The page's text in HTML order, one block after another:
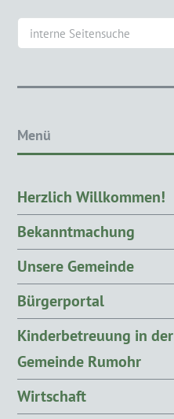
Menü
Herzlich Willkommen!
Bekanntmachung
Unsere Gemeinde
Bürgerportal
Kinderbetreuung in der
Gemeinde Rumohr
Wirtschaft